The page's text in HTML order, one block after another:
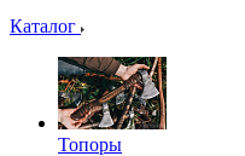
Каталог
Топоры